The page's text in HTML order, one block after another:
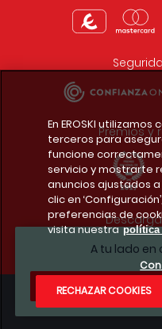
A tu lado
Premios y
Condiciones legales
En EROSKI
terceros para
funcione
servicio y mostrarte
anuncios ajustados
clic en
preferencias de
visita nuestra política
RECHAZAR COOKIES